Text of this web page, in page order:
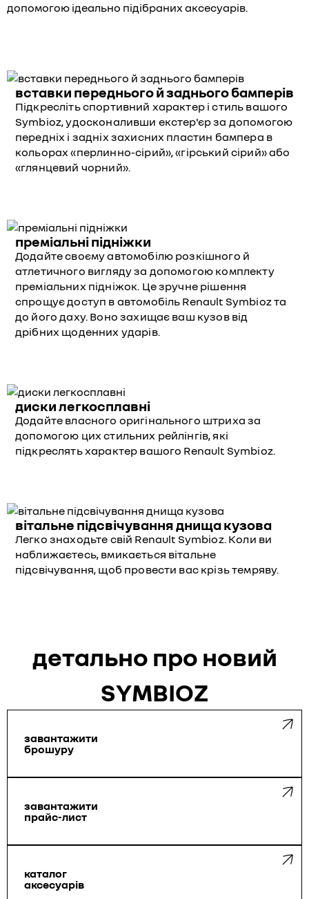
допомогою ідеально підібраних аксесуарів.
вставки переднього й заднього бамперів
Підкресліть спортивний характер і стиль вашого
Symbioz, удосконаливши екстер'єр за допомогою
передніх і задніх захисних пластин бампера в
кольорах «перлинно-сірий», «гірський сірий» або
«глянцевий чорний».
преміальні підніжки
Додайте своєму автомобілю розкішного й
атлетичного вигляду за допомогою комплекту
преміальних підніжок. Це зручне рішення
спрощує доступ в автомобіль Renault Symbioz та
до його даху. Воно захищає ваш кузов від
дрібних щоденних ударів.
диски легкосплавні
Додайте власного оригінального штриха за
допомогою цих стильних рейлінгів, які
підкреслять характер вашого Renault Symbioz.
вітальне підсвічування днища кузова
Легко знаходьте свій Renault Symbioz. Коли ви
наближаєтесь, вмикається вітальне
підсвічування, щоб провести вас крізь темряву.
детально про новий
SYMBIOZ
завантажити
брошуру
завантажити
прайс-лист
каталог
аксесуарів